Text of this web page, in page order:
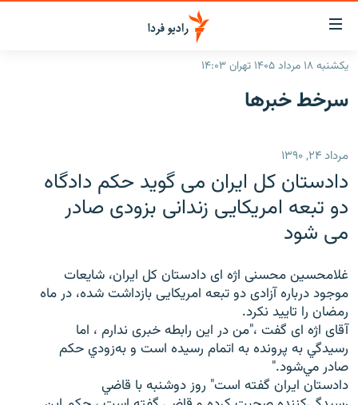
لینک‌های
قابلیت
دسترسی
بازگشت
اصلی
رفتن
صفحه
جستجو
ایران
رادیو
انتخاب کنید و بشنوید
برنامه‌های رادیویی
پادکست
چندرسانه‌ای
گزارش‌های ویدئویی
English
به ما بپیوندید
یکشنبه ۱۸ مرداد ۱۴۰۵ تهران ۱۴:۰۳
سرخط‌ خبرها
مرداد ۲۴, ۱۳۹۰
دادستان کل ایران می گوید حکم دادگاه
دو تبعه امریکایی زندانی بزودی صادر
می شود
غلامحسین محسنی اژه ای دادستان کل ایران، شایعات
موجود درباره آزادی دو تبعه امریکایی بازداشت شده، در ماه
رمضان را تایید نکرد.
آقای اژه ای گفت ،"من در این رابطه خبری ندارم ، اما
رسيدگي به پرونده به اتمام رسيده است و به‌زودي حكم
صادر مي‌شود."
دادستان ایران گفته است" روز دوشنبه با قاضي